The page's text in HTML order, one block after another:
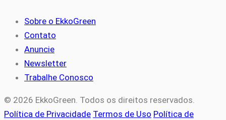
Sobre o EkkoGreen
Contato
Anuncie
Newsletter
Trabalhe Conosco
© 2026 EkkoGreen. Todos os direitos reservados.
Política de Privacidade Termos de Uso Política de